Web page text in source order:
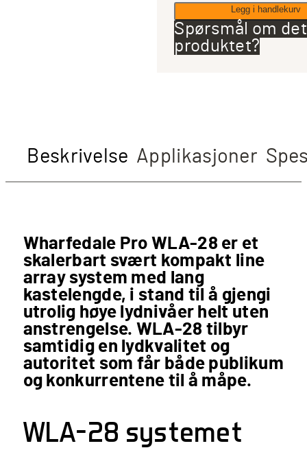
Pro
WLA-
28SUB
line
Legg i handlekurv
Spørsmål om
produktet?
Beskrivelse Applikasjoner
Wharfedale Pro WLA-28 er et
skalerbart svært kompakt line
array system med lang
kastelengde, i stand til å gjengi
utrolig høye lydnivåer helt uten
anstrengelse. WLA-28 tilbyr
samtidig en lydkvalitet og
autoritet som får både publikum
og konkurrentene til å måpe.
WLA-28 systemet